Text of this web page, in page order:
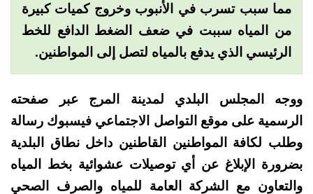
مما سبب تسرب في الأنبوب وخروج كميات كبيرة
من المياه سببت في ضعف الضغط الدافع للخط
الرئيسي الذي يدفع بالمياه لتصل إلى المواطنين.
ووجه المجلس البلدي لمدينة المرج عبر صفحته
الرسمية على موقع التواصل الاجتماعي فيسبوك رسالة
وطلب لكافة المواطنين القاطنين داخل نطاق البلدية
بضرورة الإبلاغ عن أي توصيلات عشوائية بخط المياه
والتعاون مع الشركة العامة للمياه والصرف الصحي